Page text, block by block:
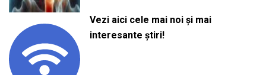
Vezi aici cele mai noi și mai
interesante știri!